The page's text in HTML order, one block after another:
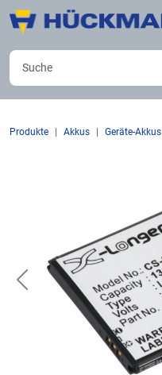
Produkte Akkus Geräte-Akkus
Previous